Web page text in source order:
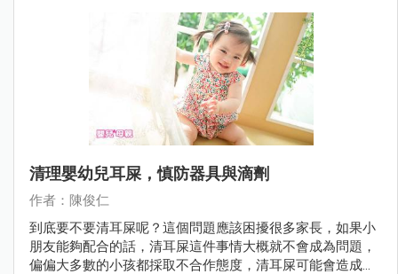
清理嬰幼兒耳屎，慎防器具與滴劑
作者：陳俊仁
到底要不要清耳屎呢？這個問題應該困擾很多家長，如果小
朋友能夠配合的話，清耳屎這件事情大概就不會成為問題，
偏偏大多數的小孩都採取不合作態度，清耳屎可能會造成受